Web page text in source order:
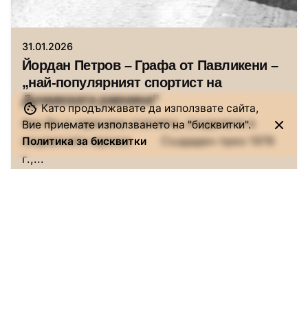
Исторически музей Павликени
31.01.2026
Йордан Петров – Графа от Павликени –
„най-популярният спортист на
Дунавската равнина“
Ако Ви е харесала статията, споделете в
социалните мрежи: Създаден през 1978
г.,...
Като продължавате да използвате сайта,
Вие приемате използването на "бисквитки".
Политика за бисквитки